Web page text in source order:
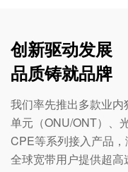
创新驱动发展
品质铸就品牌
我们率先推出多款业
单元（ONU/ONT）、
CPE等系列接入产品
全球宽带用户提供超高